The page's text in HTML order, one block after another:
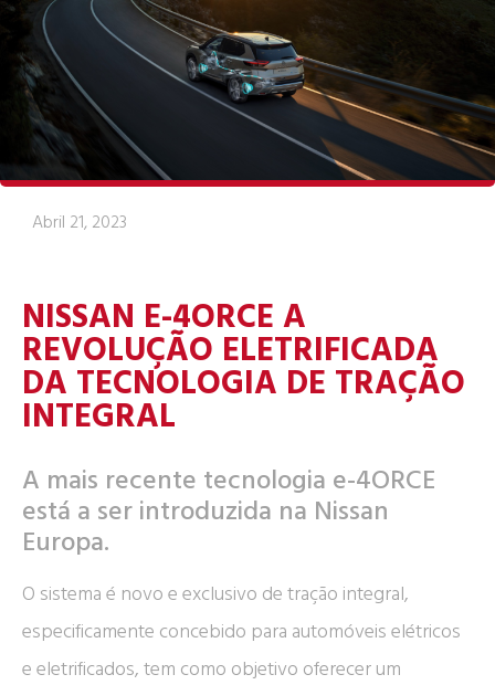
Abril 21, 2023
NISSAN E-4ORCE A
REVOLUÇÃO ELETRIFICADA
DA TECNOLOGIA DE TRAÇÃO
INTEGRAL
A mais recente tecnologia e-4ORCE
está a ser introduzida na Nissan
Europa.
O sistema é novo e exclusivo de tração integral,
especificamente concebido para automóveis elétricos
e eletrificados, tem como objetivo oferecer um